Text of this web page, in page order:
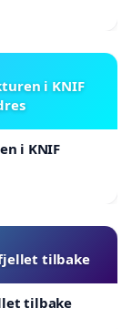
i KNIF
i KNIF
tilbake
tilbake